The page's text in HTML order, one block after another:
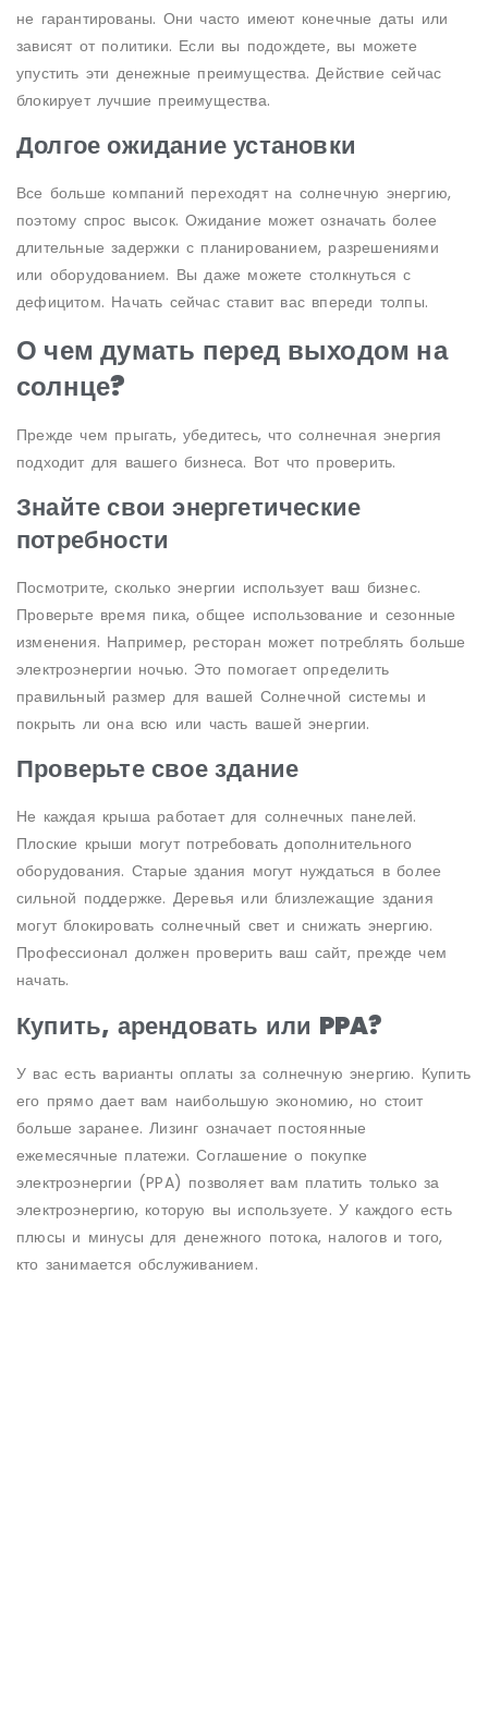
не гарантированы. Они часто имеют конечные даты или
зависят от политики. Если вы подождете, вы можете
упустить эти денежные преимущества. Действие сейчас
блокирует лучшие преимущества.
Долгое ожидание установки
Все больше компаний переходят на солнечную энергию,
поэтому спрос высок. Ожидание может означать более
длительные задержки с планированием, разрешениями
или оборудованием. Вы даже можете столкнуться с
дефицитом. Начать сейчас ставит вас впереди толпы.
О чем думать перед выходом на
солнце?
Прежде чем прыгать, убедитесь, что солнечная энергия
подходит для вашего бизнеса. Вот что проверить.
Знайте свои энергетические
потребности
Посмотрите, сколько энергии использует ваш бизнес.
Проверьте время пика, общее использование и сезонные
изменения. Например, ресторан может потреблять больше
электроэнергии ночью. Это помогает определить
правильный размер для вашей Солнечной системы и
покрыть ли она всю или часть вашей энергии.
Проверьте свое здание
Не каждая крыша работает для солнечных панелей.
Плоские крыши могут потребовать дополнительного
оборудования. Старые здания могут нуждаться в более
сильной поддержке. Деревья или близлежащие здания
могут блокировать солнечный свет и снижать энергию.
Профессионал должен проверить ваш сайт, прежде чем
начать.
Купить, арендовать или PPA?
У вас есть варианты оплаты за солнечную энергию. Купить
его прямо дает вам наибольшую экономию, но стоит
больше заранее. Лизинг означает постоянные
ежемесячные платежи. Соглашение о покупке
электроэнергии (PPA) позволяет вам платить только за
электроэнергию, которую вы используете. У каждого есть
плюсы и минусы для денежного потока, налогов и того,
кто занимается обслуживанием.